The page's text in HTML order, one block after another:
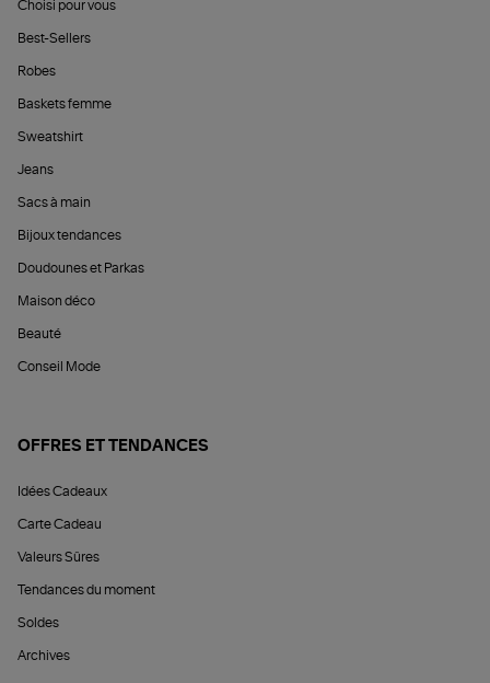
Choisi pour vous
Best-Sellers
Robes
Baskets femme
Sweatshirt
Jeans
Sacs à main
Bijoux tendances
Doudounes et Parkas
Maison déco
Beauté
Conseil Mode
OFFRES ET TENDANCES
Idées Cadeaux
Carte Cadeau
Valeurs Sûres
Tendances du moment
Soldes
Archives